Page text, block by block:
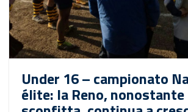
Under 16 – campionato
élite: la Reno,